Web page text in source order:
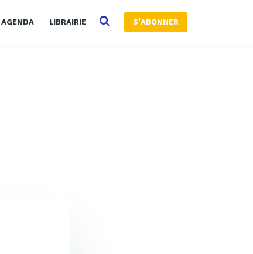
AGENDA LIBRAIRIE S'ABONNER